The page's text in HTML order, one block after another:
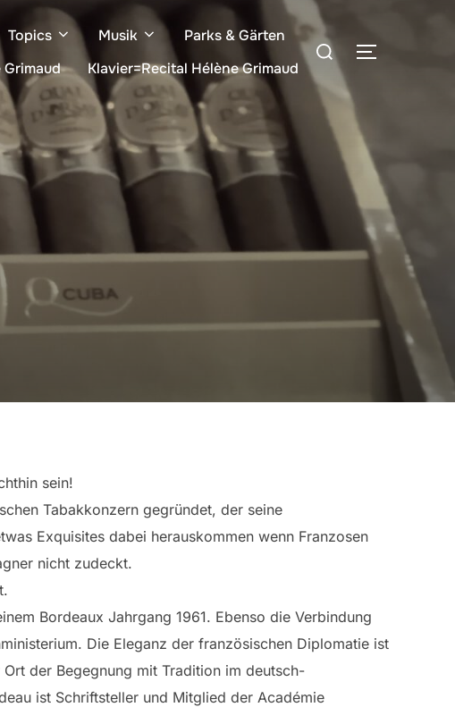
Topics Musik
Parks & Gärten
Grimaud
Klavier=Recital Hélène Grimaud
Suchen
nach:
sein!
Tabakkonzern gegründet, der seine
Exquisites dabei herauskommen wenn Franzosen
nicht zudeckt.
Bordeaux Jahrgang 1961. Ebenso die Verbindung
Die Eleganz der französischen Diplomatie ist
der Begegnung mit Tradition im deutsch-
ist Schriftsteller und Mitglied der Académie